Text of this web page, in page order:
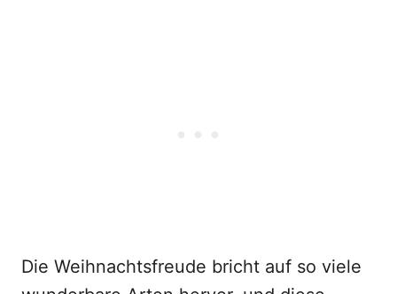
Die Weihnachtsfreude bricht auf so viele